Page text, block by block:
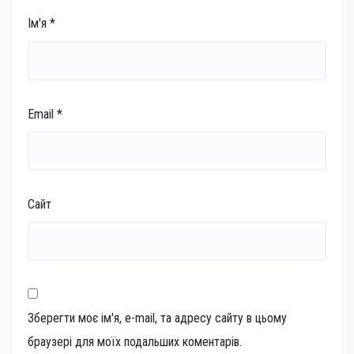
Ім'я *
Email *
Сайт
Зберегти моє ім'я, e-mail, та адресу сайту в цьому
браузері для моїх подальших коментарів.